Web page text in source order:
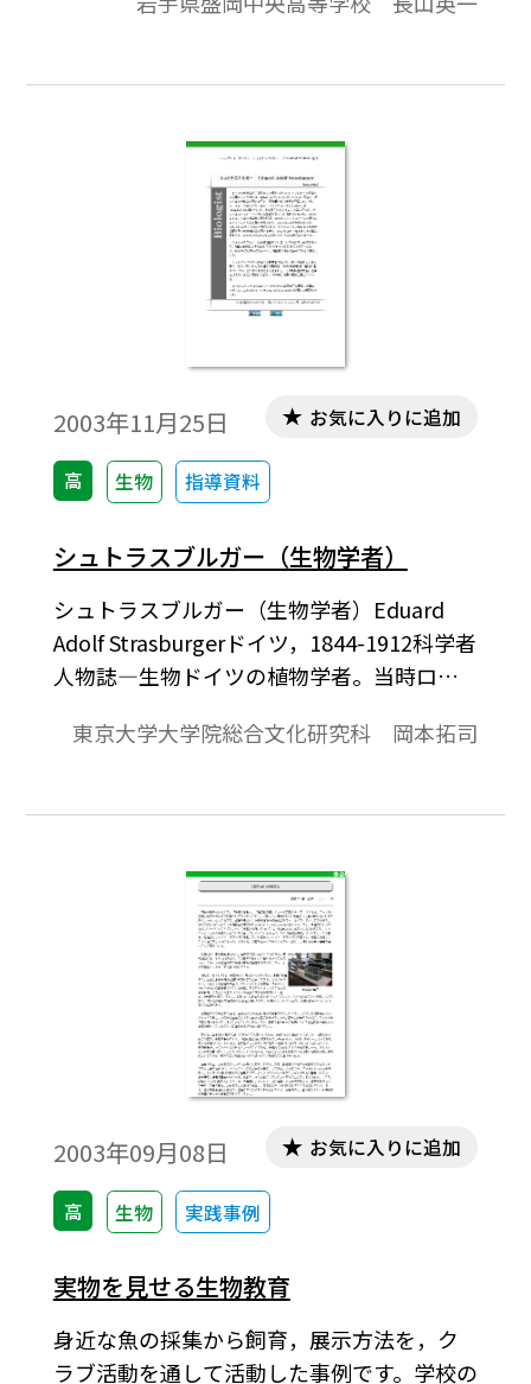
2003年11月25日
高 生物 指導資料
お気に入りに追加
シュトラスブルガー（生物学者）
シュトラスブルガー（生物学者）Eduard
Adolf Strasburgerドイツ，1844-1912科学者
人物誌―生物ドイツの植物学者。当時ロシ
男として生まれる。1862年にパリのソルボ
究を行い，顕微鏡を使う技術を習得した。
クスハイム(Nathanael Pringsheim)と親交
を結び，その助手としてイェナ大学に行っ
た。そこでエルンスト・ヘッケルに影響を
受け，進化論者となった。1866年にイェナ
大学で哲学博士号を取得，1869年プリンク
スハイムの退官によってイェナ大学の員外
教授となり，1871年には正教授となった。
1881年にはボン大学の正教授となり，ポペ
ルスドルフ城にあった植物学研究所で植物
細胞学の研究を続け，1912年に亡くなるま
でその職に留まった。1891年から1892年に
かけてボン大学の総長にもなった。
東京大学大学院総合文化研究科 岡本拓司
2003年09月08日
高 生物 実践事例
お気に入りに追加
実物を見せる生物教育
身近な魚の採集から飼育，展示方法を，ク
ラブ活動を通して活動した事例です。学校の